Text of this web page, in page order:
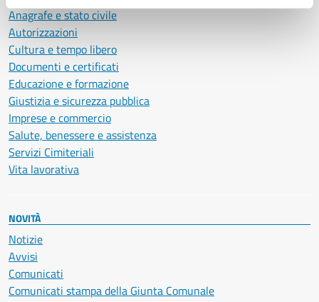
Anagrafe e stato civile
Autorizzazioni
Cultura e tempo libero
Documenti e certificati
Educazione e formazione
Giustizia e sicurezza pubblica
Imprese e commercio
Salute, benessere e assistenza
Servizi Cimiteriali
Vita lavorativa
NOVITÀ
Notizie
Avvisi
Comunicati
Comunicati stampa della Giunta Comunale